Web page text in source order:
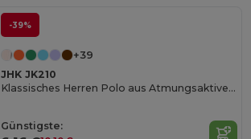
-39%
+39
JHK JK210
Klassisches Herren Polo aus Atmungsaktiver Baumwolle
Günstigste: